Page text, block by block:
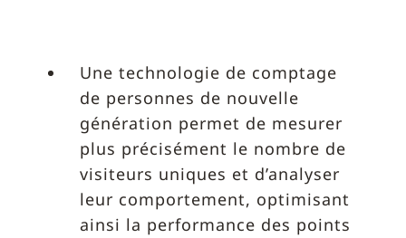
Une technologie de comptage
de personnes de nouvelle
génération permet de mesurer
plus précisément le nombre de
visiteurs uniques et d’analyser
leur comportement, optimisant
ainsi la performance des points